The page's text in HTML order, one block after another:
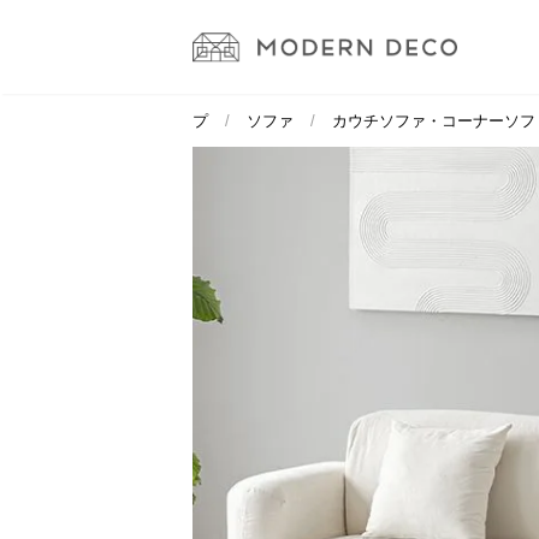
トップ ソファ カウチソファ・コーナーソフ